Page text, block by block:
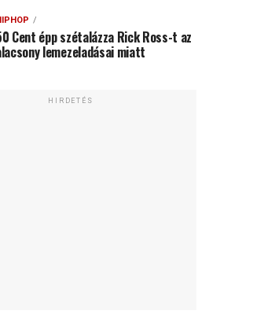
Cent épp szétalázza Rick Ross-t az
lemezeladásai miatt
HIRDETÉS